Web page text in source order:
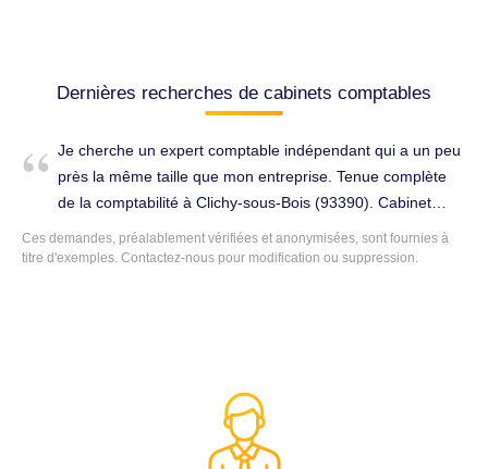
Dernières recherches de cabinets comptables
Je cherche un expert comptable indépendant qui a un peu
près la même taille que mon entreprise. Tenue complète
de la comptabilité à Clichy-sous-Bois (93390). Cabinet
d'expertise comptable à changer.
Ces demandes, préalablement vérifiées et anonymisées, sont fournies à
titre d'exemples. Contactez-nous pour modification ou suppression.